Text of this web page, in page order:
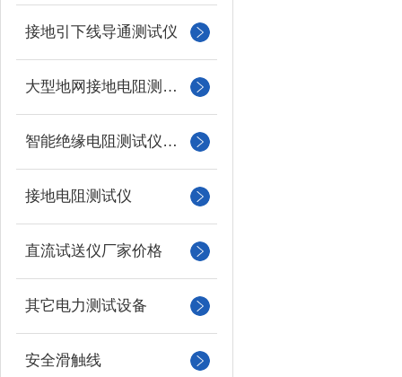
接地引下线导通测试仪
大型地网接地电阻测试仪
智能绝缘电阻测试仪（兆欧表）
接地电阻测试仪
直流试送仪厂家价格
其它电力测试设备
安全滑触线